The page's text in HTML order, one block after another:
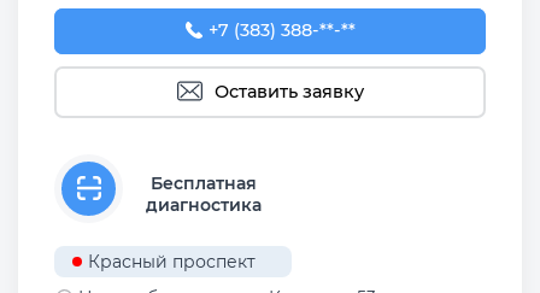
+7 (383) 388-93-76
+7 (383) 388-**-**
Оставить заявку
Бесплатная
диагностика
Красный проспект